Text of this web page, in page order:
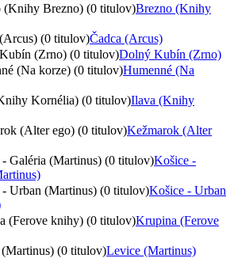
(Knihy Brezno) (0 titulov)Brezno (Knihy
(0 titulov)Čadca (Arcus)
(Zrno) (0 titulov)Dolný Kubín (Zrno)
(Na korze) (0 titulov)Humenné (Na
Kornélia) (0 titulov)Ilava (Knihy
(Alter ego) (0 titulov)Kežmarok (Alter
Galéria (Martinus) (0 titulov)Košice -
Urban (Martinus) (0 titulov)Košice - Urban
(Ferove knihy) (0 titulov)Krupina (Ferove
(0 titulov)Levice (Martinus)